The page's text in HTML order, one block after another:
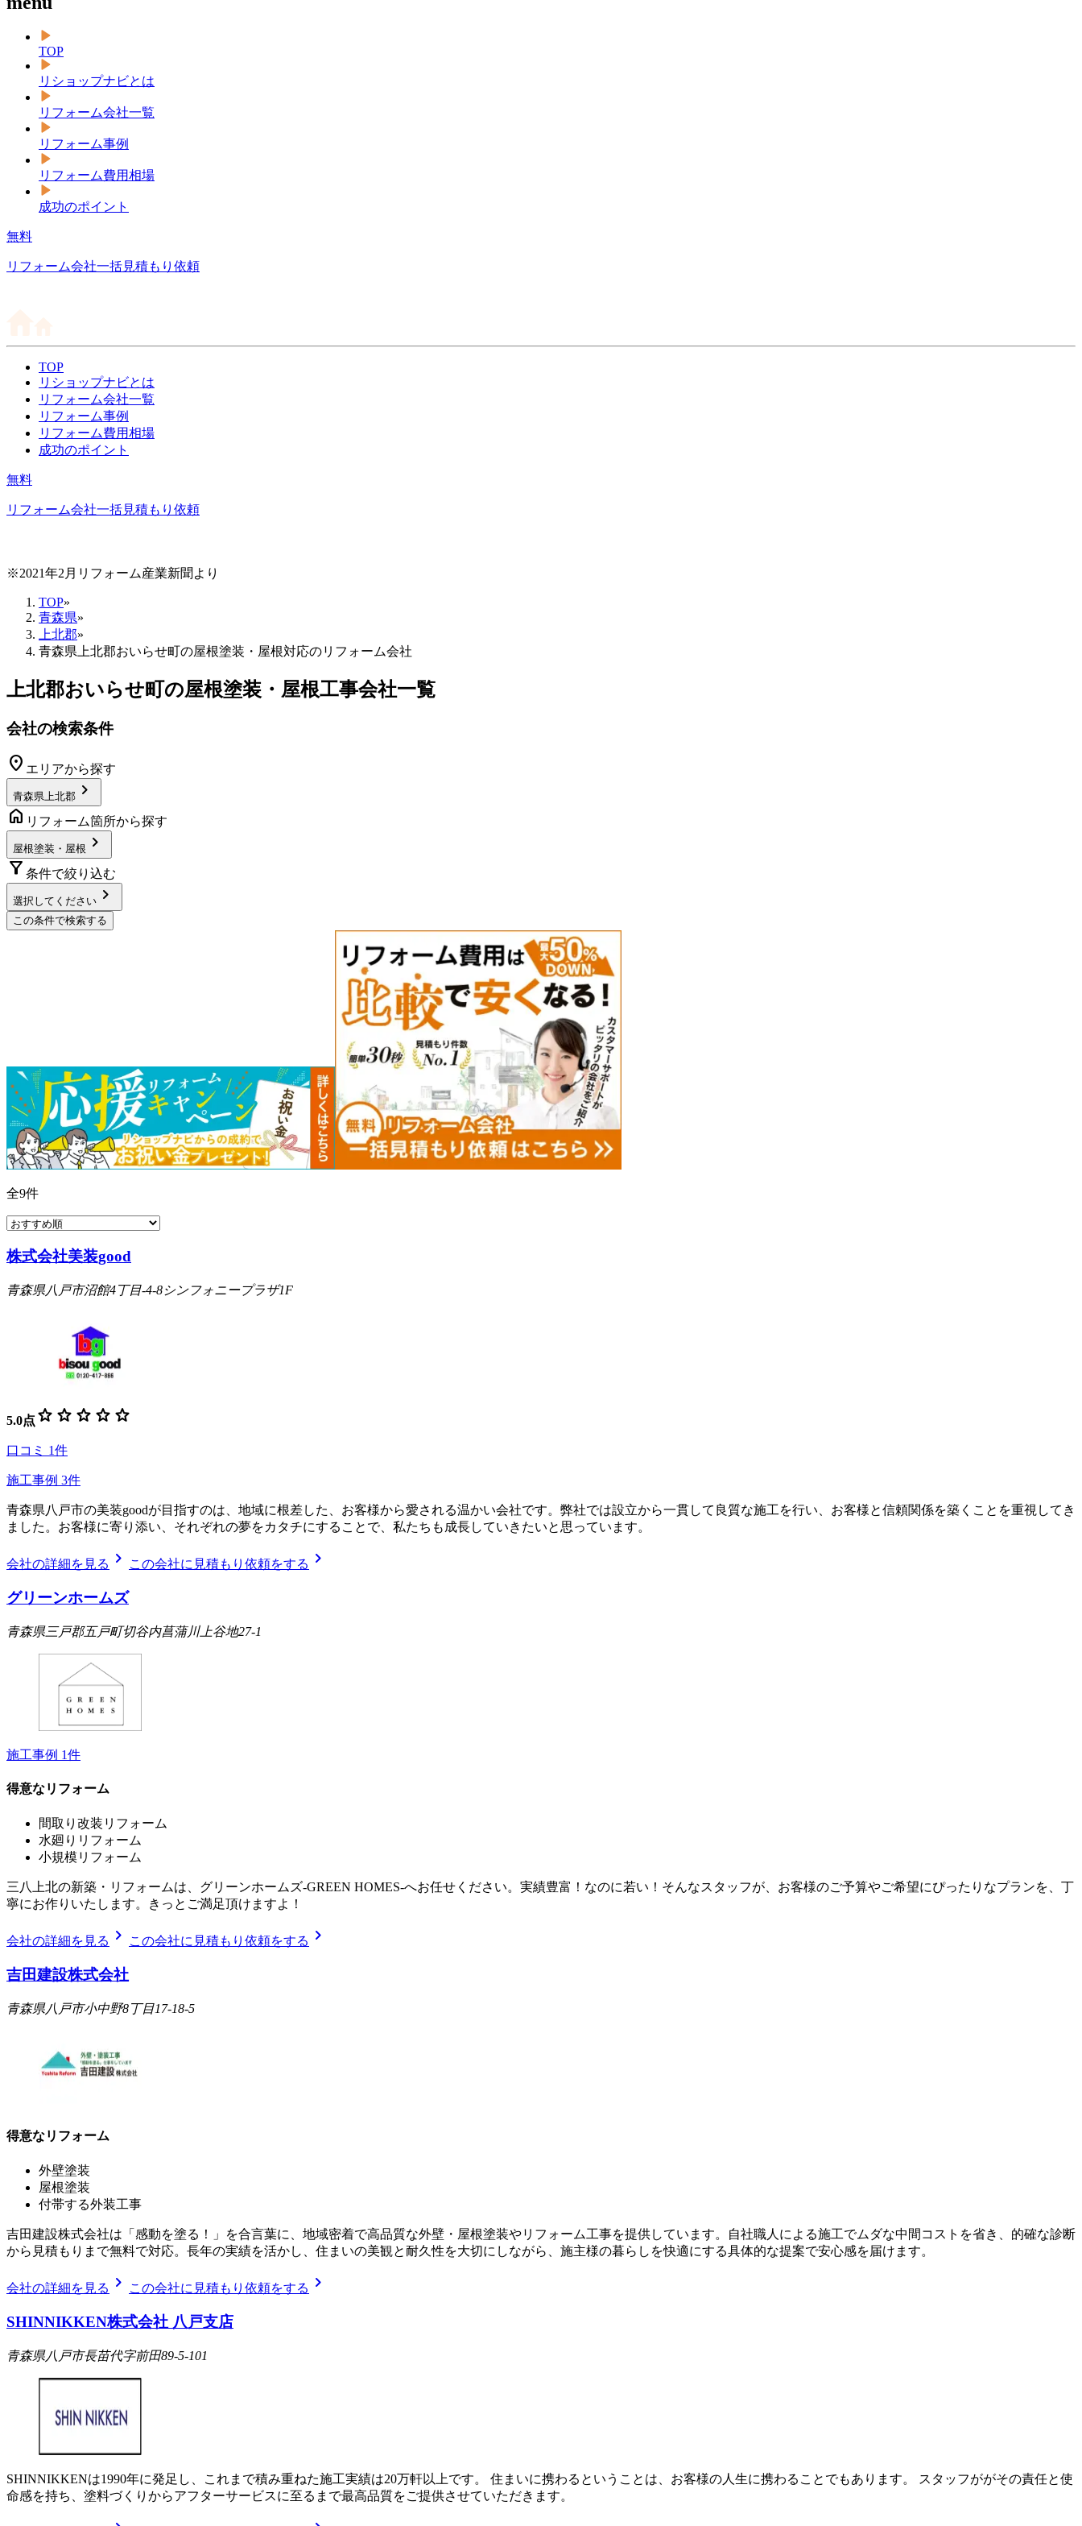
TOP
リショップナビとは
リフォーム会社一覧
リフォーム事例
リフォーム費用相場
成功のポイント
無料
リフォーム会社一括見積もり依頼
TOP
リショップナビとは
リフォーム会社一覧
リフォーム事例
リフォーム費用相場
成功のポイント
無料
リフォーム会社一括見積もり依頼
※2021年2月リフォーム産業新聞より
TOP»
青森県»
上北郡»
青森県上北郡おいらせ町の屋根塗装・屋根対応のリフォーム会社
上北郡おいらせ町の屋根塗装・屋根工事会社一覧
会社の検索条件
location_on エリアから探す
青森県上北郡 chevron_right
home リフォーム箇所から探す
屋根塗装・屋根 chevron_right
filter_alt 条件で絞り込む
選択してください chevron_right
この条件で検索する
全9件
株式会社美装good
青森県八戸市沼館4丁目-4-8シンフォニープラザ1F
5.0点 star star star star star
口コミ 1件
施工事例 3件
青森県八戸市の美装goodが目指すのは、地域に根差した、お客様から愛される温かい会社です。弊社では設立から一貫して良質な施工を行い、お客様と信頼関係を築くことを重視してき
ました。お客様に寄り添い、それぞれの夢をカタチにすることで、私たちも成長していきたいと思っています。
会社の詳細を見る chevron_right この会社に見積もり依頼をする chevron_right
グリーンホームズ
青森県三戸郡五戸町切谷内菖蒲川上谷地27-1
施工事例 1件
得意なリフォーム
間取り改装リフォーム
水廻りリフォーム
小規模リフォーム
三八上北の新築・リフォームは、グリーンホームズ‐GREEN HOMES‐へお任せください。実績豊富！なのに若い！そんなスタッフが、お客様のご予算やご希望にぴったりなプランを、丁
寧にお作りいたします。きっとご満足頂けますよ！
会社の詳細を見る chevron_right この会社に見積もり依頼をする chevron_right
吉田建設株式会社
青森県八戸市小中野8丁目17-18-5
得意なリフォーム
外壁塗装
屋根塗装
付帯する外装工事
吉田建設株式会社は「感動を塗る！」を合言葉に、地域密着で高品質な外壁・屋根塗装やリフォーム工事を提供しています。自社職人による施工でムダな中間コストを省き、的確な診断
から見積もりまで無料で対応。長年の実績を活かし、住まいの美観と耐久性を大切にしながら、施主様の暮らしを快適にする具体的な提案で安心感を届けます。
会社の詳細を見る chevron_right この会社に見積もり依頼をする chevron_right
SHINNIKKEN株式会社 八戸支店
青森県八戸市長苗代字前田89-5-101
SHINNIKKENは1990年に発足し、これまで積み重ねた施工実績は20万軒以上です。 住まいに携わるということは、お客様の人生に携わることでもあります。 スタッフががその責任と使
命感を持ち、塗料づくりからアフターサービスに至るまで最高品質をご提供させていただきます。